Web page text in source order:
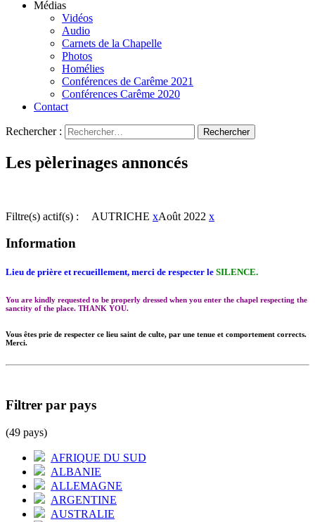
Médias
Vidéos
Audio
Carnets de la Chapelle
Photos
Homélies
Conférences de Carême 2021
Conférences Carême 2020
Contact
Rechercher :
Les pèlerinages annoncés
Filtre(s) actif(s) : AUTRICHE xAoût 2022 x
Information
Lieu de prière et recueillement, merci de respecter le SILENCE.
You are kindly requested to be properly dressed when you enter the chapel respecting the
sanctity of the place. THANK YOU.
Vous êtes prie de respecter ce lieu saint de culte, par une tenue et comportement corrects.
Merci.
Filtrer par pays
(49 pays)
AFRIQUE DU SUD
ALBANIE
ALLEMAGNE
ARGENTINE
AUSTRALIE